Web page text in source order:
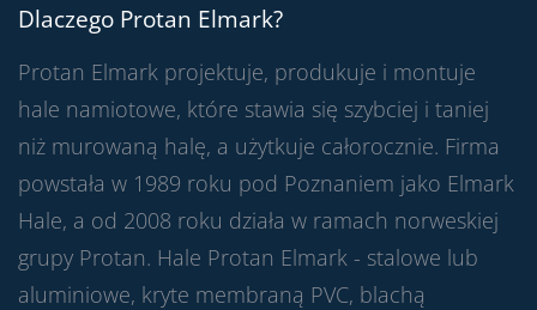
Dlaczego Protan Elmark?
Protan Elmark projektuje, produkuje i montuje
hale namiotowe, które stawia się szybciej i taniej
niż murowaną halę, a użytkuje całorocznie. Firma
powstała w 1989 roku pod Poznaniem jako Elmark
Hale, a od 2008 roku działa w ramach norweskiej
grupy Protan. Hale Protan Elmark - stalowe lub
aluminiowe, kryte membraną PVC, blachą